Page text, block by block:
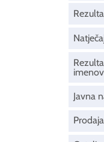
Javna
Prodaja